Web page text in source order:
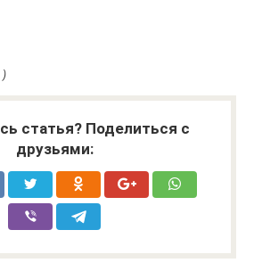
)
статья? Поделиться с
друзьями: